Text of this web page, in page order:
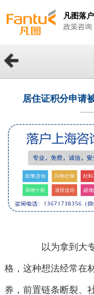
凡图落
政策咨询
居住证积分申请
以为拿到大专
格，这种想法经常在
券，前置链条断裂、